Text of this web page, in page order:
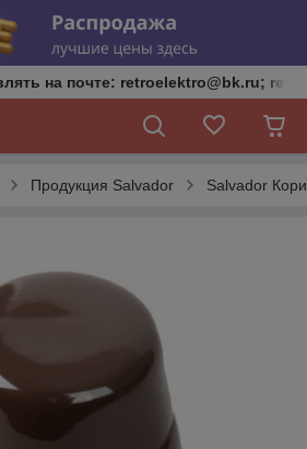
на почте: retroelektro@bk.ru;
Продукция Salvador Salvador